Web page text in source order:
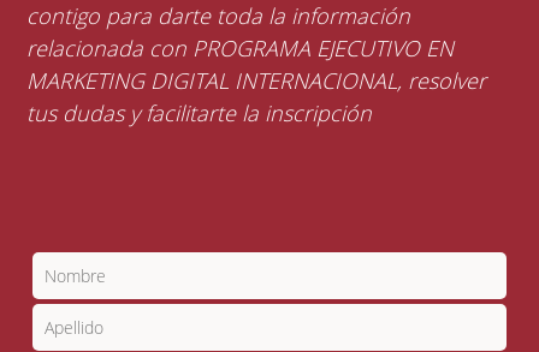
contigo para darte toda la información
relacionada con PROGRAMA EJECUTIVO EN
MARKETING DIGITAL INTERNACIONAL, resolver
tus dudas y facilitarte la inscripción